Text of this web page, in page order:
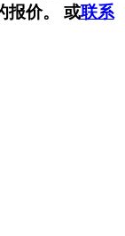
报价。 或联系